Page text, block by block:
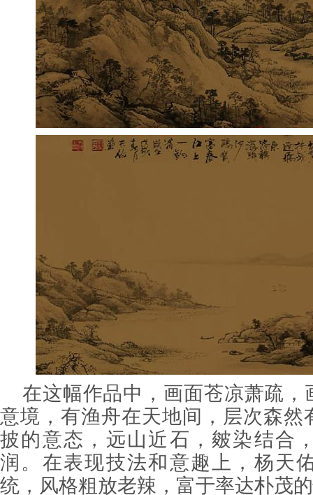
在这幅作品中，画面苍凉萧疏，
意境，有渔舟在天地间，层次森然
披的意态，远山近石，皴染结合
润。在表现技法和意趣上，杨天
统，风格粗放老辣，富于率达朴茂